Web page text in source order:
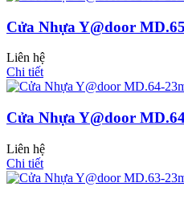
Cửa Nhựa Y@door
Liên hệ
Chi tiết
Cửa Nhựa Y@door
Liên hệ
Chi tiết